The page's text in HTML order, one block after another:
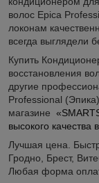
волос Epica
локонам
всегда выглядели
Купить
восстановления
другие
Professional
магазине
высокого качества
Лучшая цена.
Гродно, Брест,
Любая форма